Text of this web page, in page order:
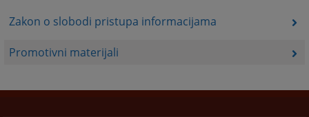
Zakon o slobodi pristupa informacijama
Promotivni materijali